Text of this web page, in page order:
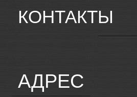
КОНТАКТЫ
АДРЕС